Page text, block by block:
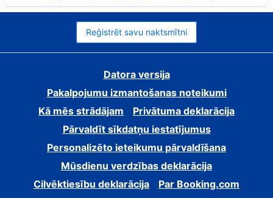
Reģistrēt savu naktsmītni
Datora versija
Pakalpojumu izmantošanas noteikumi
Kā mēs strādājam
Privātuma deklarācija
Pārvaldīt sīkdatņu iestatījumus
Personalizēto ieteikumu pārvaldīšana
Mūsdienu verdzības deklarācija
Cilvēktiesību deklarācija
Par Booking.com